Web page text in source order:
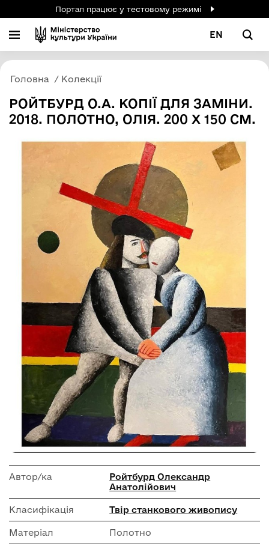
Портал працює у тестовому режимі
EN
Головна Колекції
РОЙТБУРД О.А. КОПІЇ ДЛЯ ЗАМІНИ.
2018. ПОЛОТНО, ОЛІЯ. 200 Х 150 СМ.
Автор/ка
Ройтбурд Олександр
Анатолійович
Класифікація Твір станкового живопису
Матеріал Полотно